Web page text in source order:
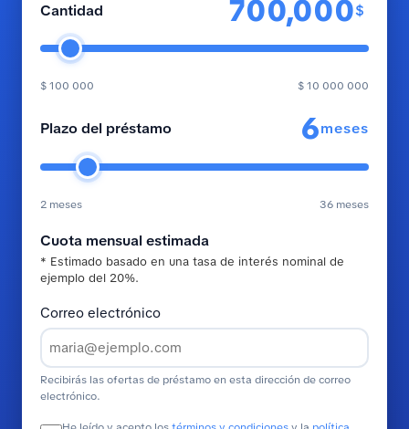
Cantidad $
$ 100 000 $ 10 000 000
Plazo del préstamo meses
2 meses 36 meses
Cuota mensual estimada
* Estimado basado en una tasa de interés nominal de
ejemplo del 20%.
Correo electrónico
Recibirás las ofertas de préstamo en esta dirección de correo
electrónico.